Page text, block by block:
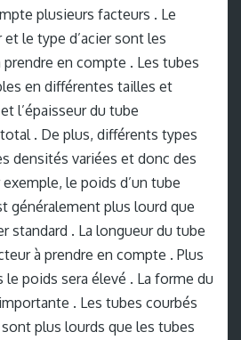
plusieurs facteurs . Le
et le type d’acier sont les
en compte . Les tubes
en différentes tailles et
l’épaisseur du tube
. De plus, différents types
densités variées et donc des
le poids d’un tube
généralement plus lourd que
standard . La longueur du tube
à prendre en compte . Plus
poids sera élevé . La forme du
. Les tubes courbés
plus lourds que les tubes